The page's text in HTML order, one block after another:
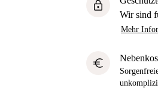
lock
Wir sind
Mehr
euro